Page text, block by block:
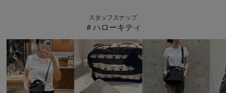
スタッフスナップ
＃ハローキティ